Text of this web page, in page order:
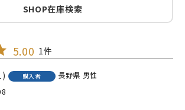
SHOP在庫検索
5.00 1
購入者 長野県 男性